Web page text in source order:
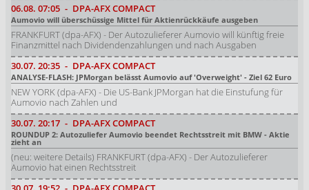
06.08. 07:05 - DPA-AFX COMPACT
Aumovio will überschüssige Mittel für Aktienrückkäufe ausgeben
FRANKFURT (dpa-AFX) - Der Autozulieferer Aumovio will künftig freie
Finanzmittel nach Dividendenzahlungen und nach Ausgaben
30.07. 20:35 - DPA-AFX COMPACT
ANALYSE-FLASH: JPMorgan belässt Aumovio auf 'Overweight' - Ziel 62 Euro
NEW YORK (dpa-AFX) - Die US-Bank JPMorgan hat die Einstufung für
Aumovio nach Zahlen und
30.07. 20:17 - DPA-AFX COMPACT
ROUNDUP 2: Autozuliefer Aumovio beendet Rechtsstreit mit BMW - Aktie
zieht an
(neu: weitere Details) FRANKFURT (dpa-AFX) - Der Autozulieferer
Aumovio hat einen Rechtsstreit